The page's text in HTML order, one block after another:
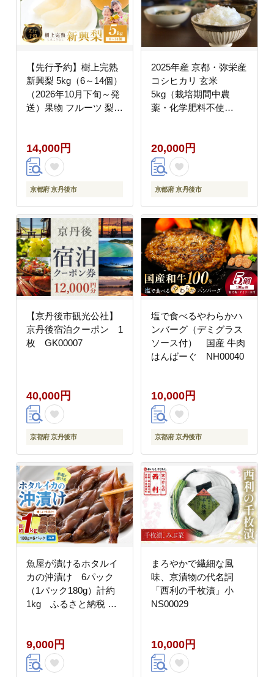
【先行予約】樹上完熟
新興梨 5kg（6～14個）
（2026年10月下旬～発
送）果物 フルーツ 梨
BF00015
14,000円
京都府 京丹後市
2025年産 京都・弥栄産
コシヒカリ 玄米
5kg（栽培期間中農
薬・化学肥料不使
20,000円
京都府 京丹後市
【京丹後市観光公社】
京丹後宿泊クーポン 1
枚 GK00007
40,000円
京都府 京丹後市
塩で食べるやわらかハ
ンバーグ（デミグラス
ソース付） 国産 牛肉
はんばーぐ NH00040
10,000円
京都府 京丹後市
魚屋が漬けるホタルイ
カの沖漬け 6パック
（1パック180g）計約
1kg ふるさと納税 ほ
酒の肴 日本酒 おつまみ
珍味 日本海産
TB00056
9,000円
まろやかで繊細な風
味、京漬物の代名詞
「西利の千枚漬」小
NS00029
10,000円